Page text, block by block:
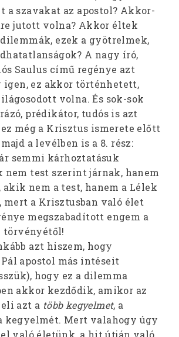
a szavakat az apostol? Akkor-
jutott volna? Akkor éltek
ezek a gyötrelmek,
A nagy író,
Saulus című regénye azt
igen, ez akkor történhetett,
volna. És sok-sok
prédikátor, tudós is azt
még a Krisztus ismerete előtt
a levélben is a 8. rész:
semmi kárhoztatásuk
nem test szerint járnak, hanem
nem a test, hanem a Lélek
mert a Krisztusban való élet
megszabadított engem a
törvényétől!
azt hiszem, hogy
apostol más intéseit
hogy ez a dilemma
akkor kezdődik, amikor az
azt a több kegyelmet, a
kegyelmét. Mert valahogy úgy
való életünk, a hit útján való